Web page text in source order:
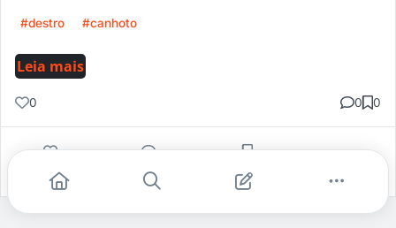
#destro #canhoto
Leia mais
0 0 0
Gostei Comentar Salvar